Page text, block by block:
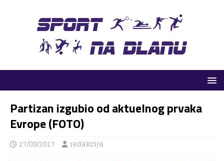
Partizan izgubio od aktuelnog prvaka
Evrope (FOTO)
27/09/2017 redakcija